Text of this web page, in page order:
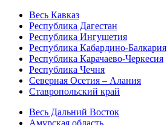
Весь Кавказ
Республика Дагестан
Республика Ингушетия
Республика Кабардино-Балкария
Республика Карачаево-Черкесия
Республика Чечня
Северная Осетия – Алания
Ставропольский край
Весь Дальний Восток
Амурская область